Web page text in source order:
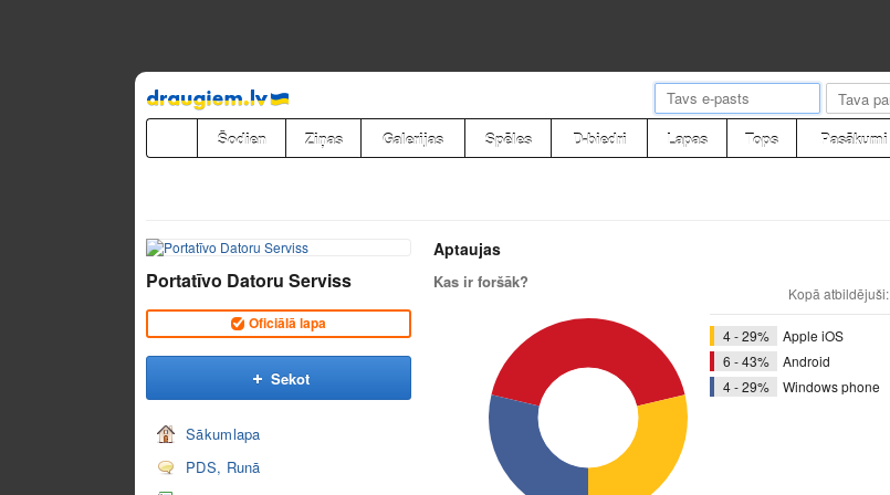
Pāriet
uz
saturu
Šodien Ziņas Galerijas Spēles D-biedri Lapas Tops Pasākumi
Portatīvo Datoru Serviss
Oficiālā lapa
Sekot
Sākumlapa
PDS, Runā
Aptaujas
Kas ir foršāk?
Kopā atbildējuši:
4 - 29%
Apple iOS
6 - 43%
Android
4 - 29%
Windows phone